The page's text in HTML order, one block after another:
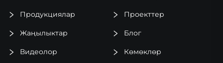
Продукциялар Проекттер
Жаңылыктар Блог
Видеолор Көмөклөр